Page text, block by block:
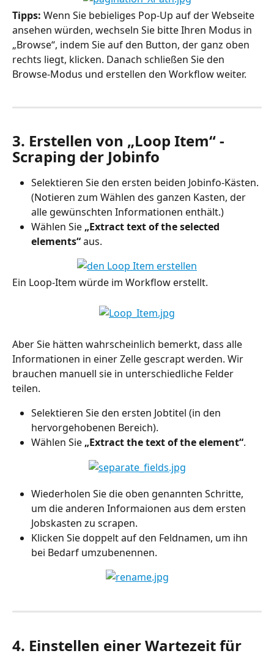
Tipps: Wenn Sie bebieliges Pop-Up auf der Webseite
ansehen würden, wechseln Sie bitte Ihren Modus in
„Browse“, indem Sie auf den Button, der ganz oben
rechts liegt, klicken. Danach schließen Sie den
Browse-Modus und erstellen den Workflow weiter.
3. Erstellen von „Loop Item“ -
Scraping der Jobinfo
Selektieren Sie den ersten beiden Jobinfo-Kästen.
(Notieren zum Wählen des ganzen Kasten, der
alle gewünschten Informationen enthält.)
Wählen Sie „Extract text of the selected
elements“ aus.
Ein Loop-Item würde im Workflow erstellt.
Aber Sie hätten wahrscheinlich bemerkt, dass alle
Informationen in einer Zelle gescrapt werden. Wir
brauchen manuell sie in unterschiedliche Felder
teilen.
Selektieren Sie den ersten Jobtitel (in den
hervorgehobenen Bereich).
Wählen Sie „Extract the text of the element“.
Wiederholen Sie die oben genannten Schritte,
um die anderen Informaionen aus dem ersten
Jobskasten zu scrapen.
Klicken Sie doppelt auf den Feldnamen, um ihn
bei Bedarf umzubenennen.
4. Einstellen einer Wartezeit für